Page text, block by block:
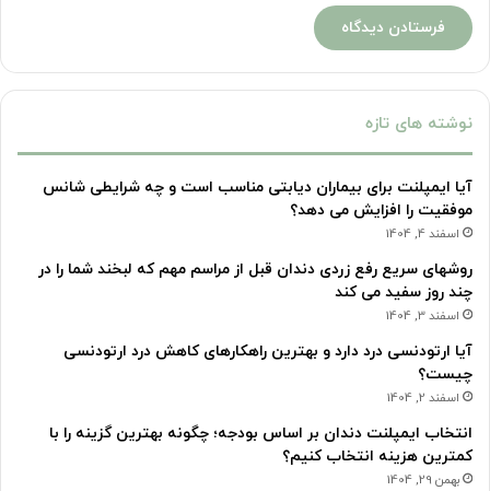
نوشته های تازه
آیا ایمپلنت برای بیماران دیابتی مناسب است و چه شرایطی شانس
موفقیت را افزایش می دهد؟
اسفند 4, 1404
روشهای سریع رفع زردی دندان قبل از مراسم مهم که لبخند شما را در
چند روز سفید می کند
اسفند 3, 1404
آیا ارتودنسی درد دارد و بهترین راهکارهای کاهش درد ارتودنسی
چیست؟
اسفند 2, 1404
انتخاب ایمپلنت دندان بر اساس بودجه؛ چگونه بهترین گزینه را با
کمترین هزینه انتخاب کنیم؟
بهمن 29, 1404